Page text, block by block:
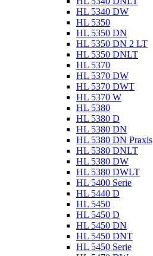
HL 5340 DW
HL 5350
HL 5350 DN
HL 5350 DN 2 LT
HL 5350 DNLT
HL 5370
HL 5370 DW
HL 5370 DWT
HL 5370 W
HL 5380
HL 5380 D
HL 5380 DN
HL 5380 DN Praxis
HL 5380 DNLT
HL 5380 DW
HL 5380 DWLT
HL 5400 Serie
HL 5440 D
HL 5450
HL 5450 D
HL 5450 DN
HL 5450 DNT
HL 5450 Serie